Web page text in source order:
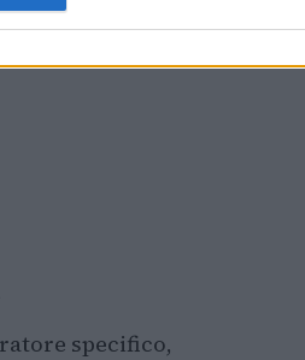
specifico,